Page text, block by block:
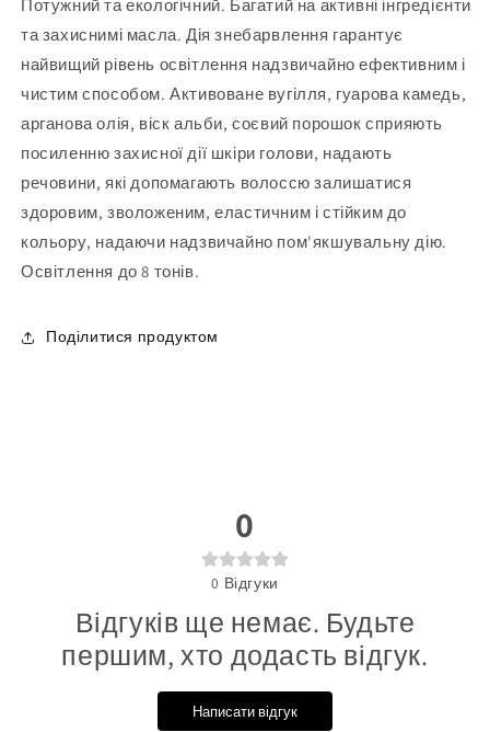
Потужний та екологічний. Багатий на активні інгредієнти
та захиснимі масла. Дія знебарвлення гарантує
найвищий рівень освітлення надзвичайно ефективним і
чистим способом. Активоване вугілля, гуарова камедь,
арганова олія, віск альби, соєвий порошок сприяють
посиленню захисної дії шкіри голови, надають
речовини, які допомагають волоссю залишатися
здоровим, зволоженим, еластичним і стійким до
кольору, надаючи надзвичайно пом'якшувальну дію.
Освітлення до 8 тонів.
Поділитися продуктом
0
0 Відгуки
Відгуків ще немає. Будьте
першим, хто додасть відгук.
Написати відгук